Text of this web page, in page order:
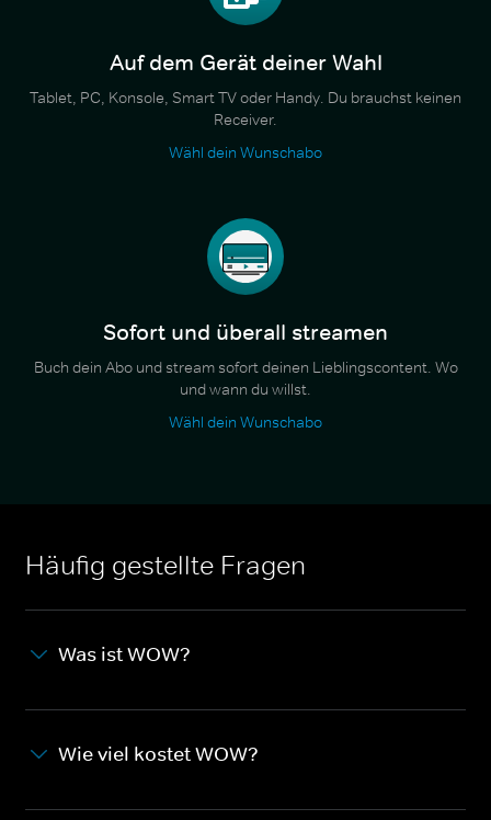
Auf dem Gerät deiner Wahl
Tablet, PC, Konsole, Smart TV oder Handy. Du brauchst keinen
Receiver.
Wähl dein Wunschabo
Sofort und überall streamen
Buch dein Abo und stream sofort deinen Lieblingscontent. Wo
und wann du willst.
Wähl dein Wunschabo
Häufig gestellte Fragen
Was ist WOW?
Wie viel kostet WOW?